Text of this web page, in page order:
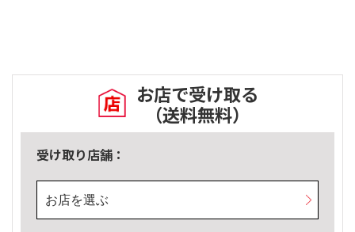
お店で受け取る
（送料無料）
受け取り店舗：
お店を選ぶ